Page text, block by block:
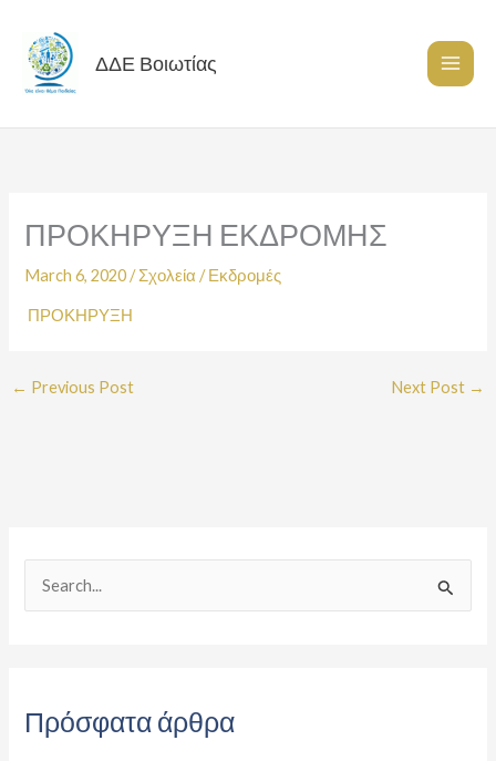
content
ΔΔΕ Βοιωτίας
ΠΡΟΚΗΡΥΞΗ ΕΚΔΡΟΜΗΣ
March 6, 2020/Σχολεία /Εκδρομές
ΠΡΟΚΗΡΥΞΗ
← Previous Post Next Post →
c
Πρόσφατα άρθρα